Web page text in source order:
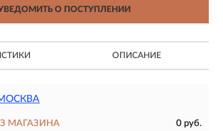
О ПОСТУПЛЕНИИ
ОПИСАНИЕ
МАГАЗИНА
0 руб.